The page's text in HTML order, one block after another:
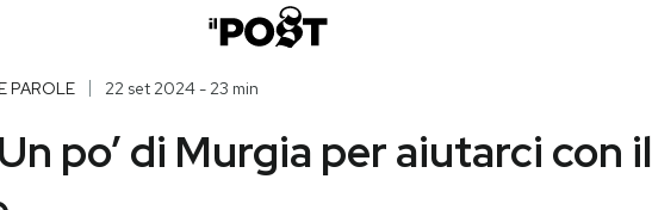
PAROLE 22 set 2024 - 23 min
po’ di Murgia per aiutarci con il